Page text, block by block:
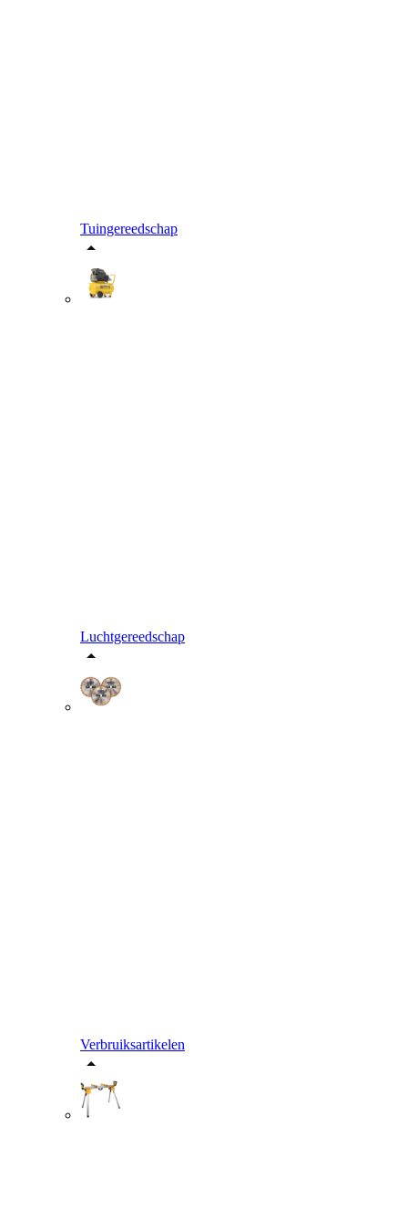
Tuingereedschap
Luchtgereedschap
Verbruiksartikelen